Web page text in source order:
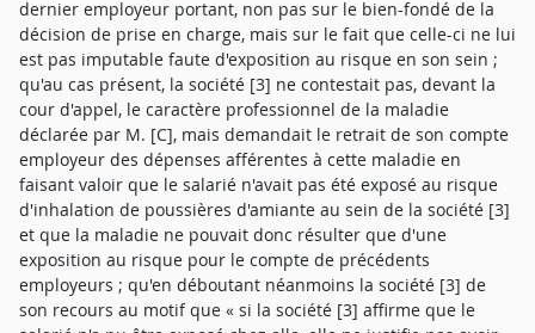
dernier employeur portant, non pas sur le bien-fondé de la
décision de prise en charge, mais sur le fait que celle-ci ne lui
est pas imputable faute d'exposition au risque en son sein ;
qu'au cas présent, la société [3] ne contestait pas, devant la
cour d'appel, le caractère professionnel de la maladie
déclarée par M. [C], mais demandait le retrait de son compte
employeur des dépenses afférentes à cette maladie en
faisant valoir que le salarié n'avait pas été exposé au risque
d'inhalation de poussières d'amiante au sein de la société [3]
et que la maladie ne pouvait donc résulter que d'une
exposition au risque pour le compte de précédents
employeurs ; qu'en déboutant néanmoins la société [3] de
son recours au motif que « si la société [3] affirme que le